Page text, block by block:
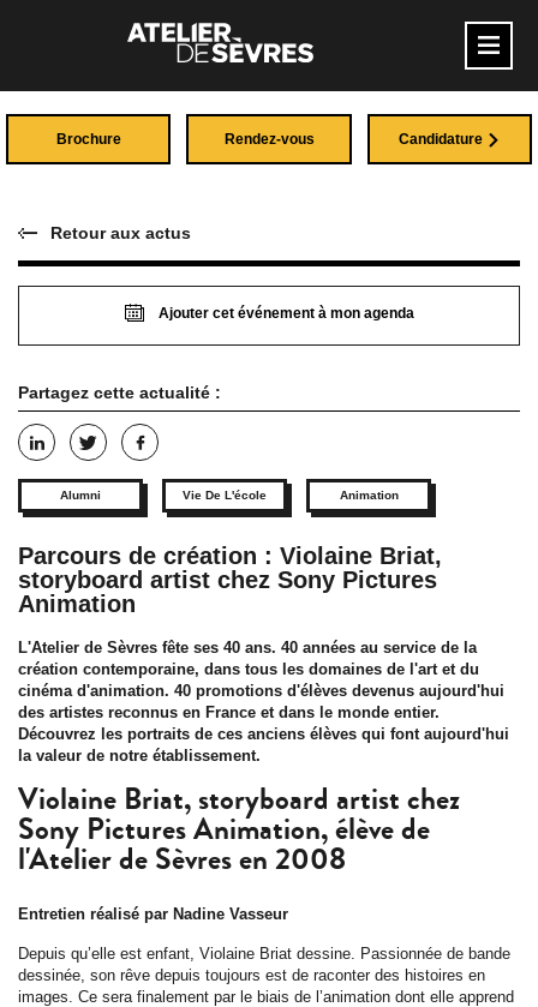
Brochure Rendez-vous Candidature
Retour aux actus
Ajouter cet événement à mon agenda
Partagez cette actualité :
Alumni Vie De L'école Animation
Parcours de création : Violaine Briat,
storyboard artist chez Sony Pictures
Animation
L'Atelier de Sèvres fête ses 40 ans. 40 années au service de la
création contemporaine, dans tous les domaines de l'art et du
cinéma d'animation. 40 promotions d'élèves devenus aujourd'hui
des artistes reconnus en France et dans le monde entier.
Découvrez les portraits de ces anciens élèves qui font aujourd'hui
la valeur de notre établissement.
Violaine Briat, storyboard artist chez
Sony Pictures Animation, élève de
l'Atelier de Sèvres en 2008
Entretien réalisé par Nadine Vasseur
Depuis qu’elle est enfant, Violaine Briat dessine. Passionnée de bande
dessinée, son rêve depuis toujours est de raconter des histoires en
images. Ce sera finalement par le biais de l’animation dont elle apprend